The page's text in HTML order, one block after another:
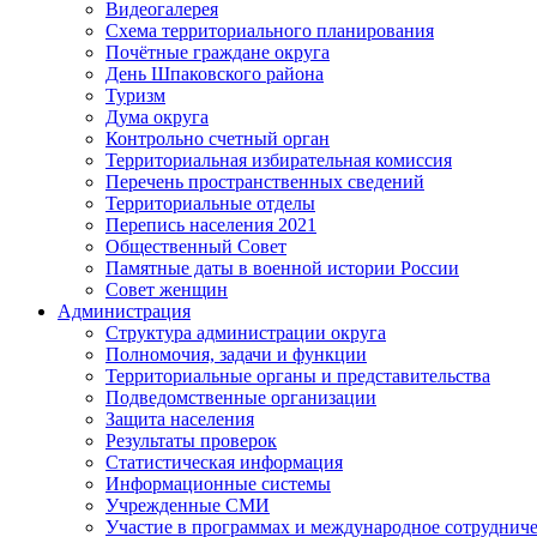
Видеогалерея
Схема территориального планирования
Почётные граждане округа
День Шпаковского района
Туризм
Дума округа
Контрольно счетный орган
Территориальная избирательная комиссия
Перечень пространственных сведений
Территориальные отделы
Перепись населения 2021
Общественный Совет
Памятные даты в военной истории России
Совет женщин
Администрация
Структура администрации округа
Полномочия, задачи и функции
Территориальные органы и представительства
Подведомственные организации
Защита населения
Результаты проверок
Статистическая информация
Информационные системы
Учрежденные СМИ
Участие в программах и международное